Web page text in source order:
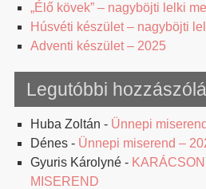
„Élő kövek” – nagyböjti lelki
Húsvéti készület – nagyböjti
Adventi készület – 2025
Legutóbbi
Huba Zoltán - Ünnepi
Dénes- Ünnepi miserend –
Gyuris Károlyné-
MISEREND